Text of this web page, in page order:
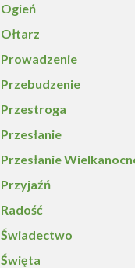
Ogień
Ołtarz
Prowadzenie
Przebudzenie
Przestroga
Przesłanie
Przesłanie
Przyjaźń
Radość
Świadectwo
Święta